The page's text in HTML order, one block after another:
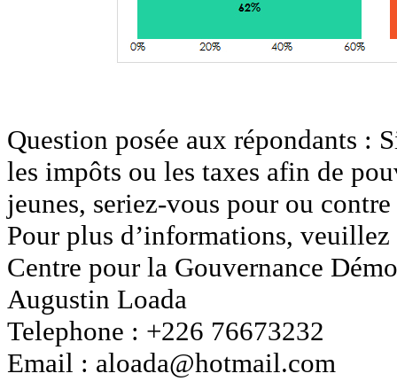
Question posée aux répondants :
les impôts ou les taxes afin de
jeunes, seriez-vous pour ou
Pour plus d’informations,
Centre pour la Gouvernance
Augustin Loada
Telephone : +226 76673232
Email : aloada@hotmail.com